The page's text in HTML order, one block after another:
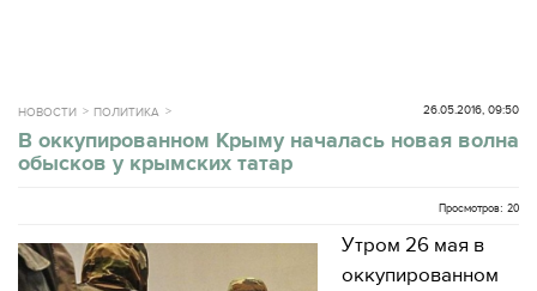
НОВОСТИ ПОЛИТИКА 26.05.2016, 09:50
В оккупированном Крыму началась новая волна
обысков у крымских татар
Просмотров: 20
Утром 26 мая в
оккупированном